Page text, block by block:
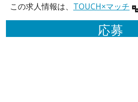
この求人情報は、 TOUCH×マッチ
応募